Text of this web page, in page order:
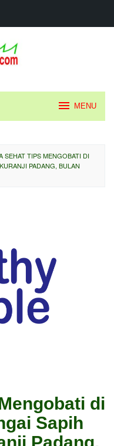
MENU
SEHAT TIPS MENGOBATI DI
PADANG, BULAN
di
Sapih
Padang,